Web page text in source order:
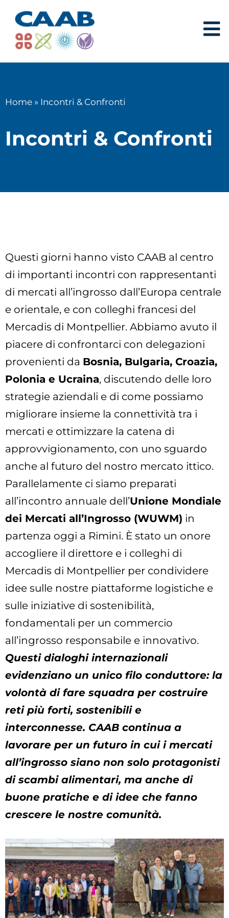
Home » Incontri & Confronti
Incontri & Confronti
Questi giorni hanno visto CAAB al centro
di importanti incontri con rappresentanti
di mercati all’ingrosso dall’Europa centrale
e orientale, e con colleghi francesi del
Mercadis di Montpellier. Abbiamo avuto il
piacere di confrontarci con delegazioni
provenienti da Bosnia, Bulgaria, Croazia,
Polonia e Ucraina, discutendo delle loro
strategie aziendali e di come possiamo
migliorare insieme la connettività tra i
mercati e ottimizzare la catena di
approvvigionamento, con uno sguardo
anche al futuro del nostro mercato ittico.
Parallelamente ci siamo preparati
all’incontro annuale dell’Unione Mondiale
dei Mercati all’Ingrosso (WUWM) in
partenza oggi a Rimini. È stato un onore
accogliere il direttore e i colleghi di
Mercadis di Montpellier per condividere
idee sulle nostre piattaforme logistiche e
sulle iniziative di sostenibilità,
fondamentali per un commercio
all’ingrosso responsabile e innovativo.
Questi dialoghi internazionali
evidenziano un unico filo conduttore: la
volontà di fare squadra per costruire
reti più forti, sostenibili e
interconnesse. CAAB continua a
lavorare per un futuro in cui i mercati
all’ingrosso siano non solo protagonisti
di scambi alimentari, ma anche di
buone pratiche e di idee che fanno
crescere le nostre comunità.